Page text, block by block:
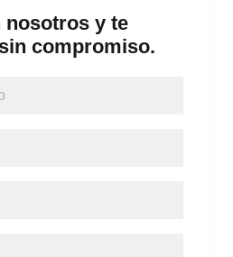
nosotros y te
compromiso.